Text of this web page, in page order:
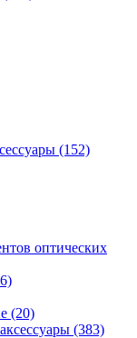
(152)
оптических
(20)
(383)